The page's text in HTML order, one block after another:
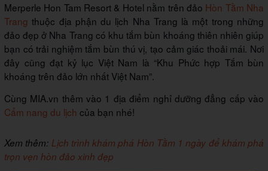
Merperle Hon Tam Resort & Hotel nằm trên đảo Hòn Tằm Nha
Trang thuộc địa phậndu lịch Nha Trang là một trong những
đảo đẹp ở Nha Trang có khu tắm bùn khoáng thiên nhiên giúp
bạn có trải nghiệm tắm bùn thú vị, tạo cảm giác thoải mái. Nơi
đây cũng đạt kỷ lục Việt Nam là “Khu Phức hợp Tắm bùn
khoáng trên đảo lớn nhất Việt Nam”.
Cùng MIA.vn thêm vào 1 địa điểm nghỉ dưỡng đẳng cấp vào
Cẩm nang du lịch của bạn nhé!
Xem thêm: Lịch trình khám phá Hòn Tằm 1 ngày để khám phá
trọn vẹn hòn đảo xinh đẹp